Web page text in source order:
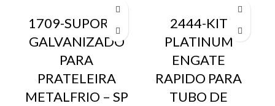
1709-SUPORTE
GALVANIZADO
PARA
PRATELEIRA
METALFRIO – SP
2444-KIT
PLATINUM
ENGATE
RAPIDO PARA
TUBO DE